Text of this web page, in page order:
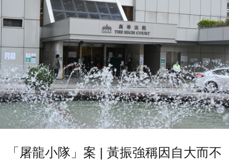
「屠龍小隊」案 | 黃振強稱因自大而不